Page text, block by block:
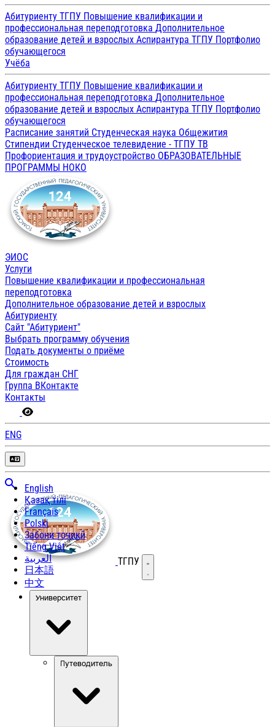
Абитуриенту ТГПУ Повышение квалификации и
профессиональная переподготовка Дополнительное
образование детей и взрослых Аспирантура ТГПУ Портфолио
обучающегося
Учёба
Абитуриенту ТГПУ Повышение квалификации и
профессиональная переподготовка Дополнительное
образование детей и взрослых Аспирантура ТГПУ Портфолио
обучающегося
Расписание занятий Студенческая наука Общежития
Стипендии Студенческое телевидение - ТГПУ ТВ
Профориентация и трудоустройство ОБРАЗОВАТЕЛЬНЫЕ
ПРОГРАММЫ НОКО
ЭИОС
Услуги
Повышение квалификации и профессиональная
переподготовка
Дополнительное образование детей и взрослых
Абитуриенту
Сайт "Абитуриент"
Выбрать программу обучения
Подать документы о приёме
Стоимость
Для граждан СНГ
Группа ВКонтакте
Контакты
ENG
English
Қазақ тілі
Français
Polski
Забони тоҷикӣ
Tiếng Việt
العربية
日本語
中文
ТГПУ Открыть меню
Университет
Путеводитель